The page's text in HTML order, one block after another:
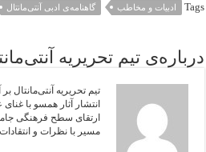
Tags ادبیات و مخاطب گاهنامه‌ی ادبی آنتی‌مانتال
درباره‌ی تیم تحریریه
تیم تحریریه آنتی‌مانتال
انتشار آثار همسو با
ارتقای سطح فرهنگی
مسیر با نظرات و